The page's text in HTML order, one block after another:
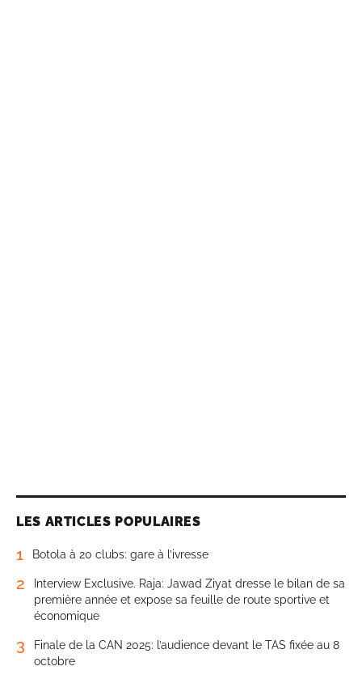
LES ARTICLES POPULAIRES
1 Botola à 20 clubs: gare à l’ivresse
2
Interview Exclusive. Raja: Jawad Ziyat dresse le bilan de sa
première année et expose sa feuille de route sportive et
économique
3
Finale de la CAN 2025: l’audience devant le TAS fixée au 8
octobre